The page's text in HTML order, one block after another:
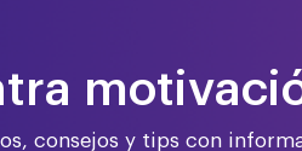
consejos y tips con